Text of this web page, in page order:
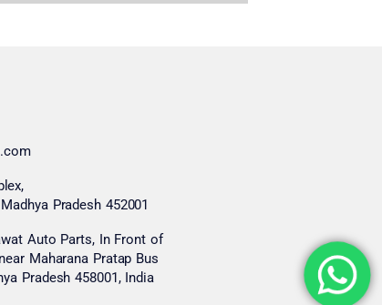
Pradesh 452001
Auto Parts, In Front of
Maharana Pratap Bus
Pradesh 458001, India